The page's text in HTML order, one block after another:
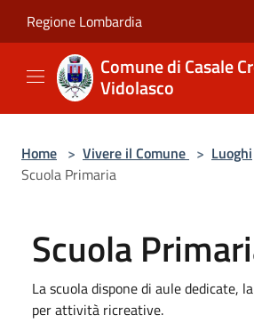
Regione Lombardia
Comune di Casale
Vidolasco
Home > Vivere il Comune > Luoghi
Scuola Primaria
Scuola
La scuola dispone di aule dedicate,
per attività ricreative.